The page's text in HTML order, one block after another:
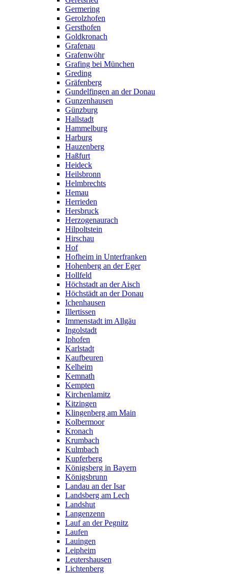
Germering
Gerolzhofen
Gersthofen
Goldkronach
Grafenau
Grafenwöhr
Grafing bei München
Greding
Gräfenberg
Gundelfingen an der Donau
Gunzenhausen
Günzburg
Hallstadt
Hammelburg
Harburg
Hauzenberg
Haßfurt
Heideck
Heilsbronn
Helmbrechts
Hemau
Herrieden
Hersbruck
Herzogenaurach
Hilpoltstein
Hirschau
Hof
Hofheim in Unterfranken
Hohenberg an der Eger
Hollfeld
Höchstadt an der Aisch
Höchstädt an der Donau
Ichenhausen
Illertissen
Immenstadt im Allgäu
Ingolstadt
Iphofen
Karlstadt
Kaufbeuren
Kelheim
Kemnath
Kempten
Kirchenlamitz
Kitzingen
Klingenberg am Main
Kolbermoor
Kronach
Krumbach
Kulmbach
Kupferberg
Königsberg in Bayern
Königsbrunn
Landau an der Isar
Landsberg am Lech
Landshut
Langenzenn
Lauf an der Pegnitz
Laufen
Lauingen
Leipheim
Leutershausen
Lichtenberg